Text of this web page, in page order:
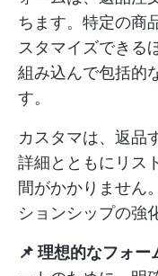
ちます。特定の商
スタマイズできる
組み込んで包括的
す。
カスタマは、返品
詳細とともにリス
間がかかりません
ションシップの強
📌 理想的なフォー